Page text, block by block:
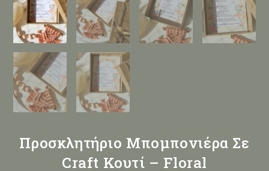
Προσκλητήριο Μπομπονιέρα Σε
Craft Κουτί – Floral